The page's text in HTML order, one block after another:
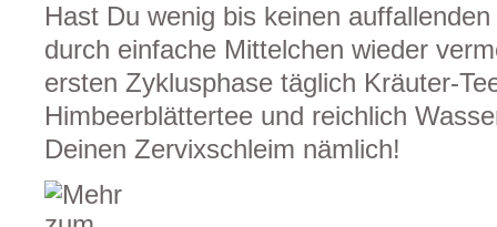
Hast Du wenig bis keinen
durch einfache Mittelchen wieder
ersten Zyklusphase täglich Kräuter-
Himbeerblättertee und reichlich
Deinen Zervixschleim nämlich!